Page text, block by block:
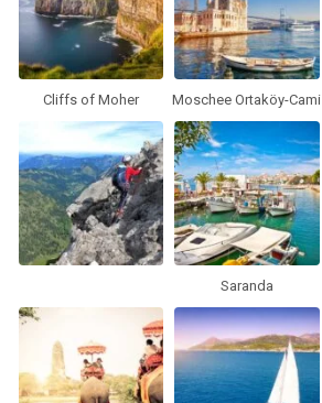
Cliffs of Moher Moschee Ortaköy-Cami
Saranda